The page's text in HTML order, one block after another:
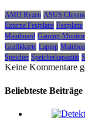
AMD Ryzen ASUS
Externe Festplatte Festplatte
Mainboard Gaming-Monitor
Grafikkarte Laptop
Speicher Speicherkapazität
Keine Kommentare
Beliebteste Beiträge